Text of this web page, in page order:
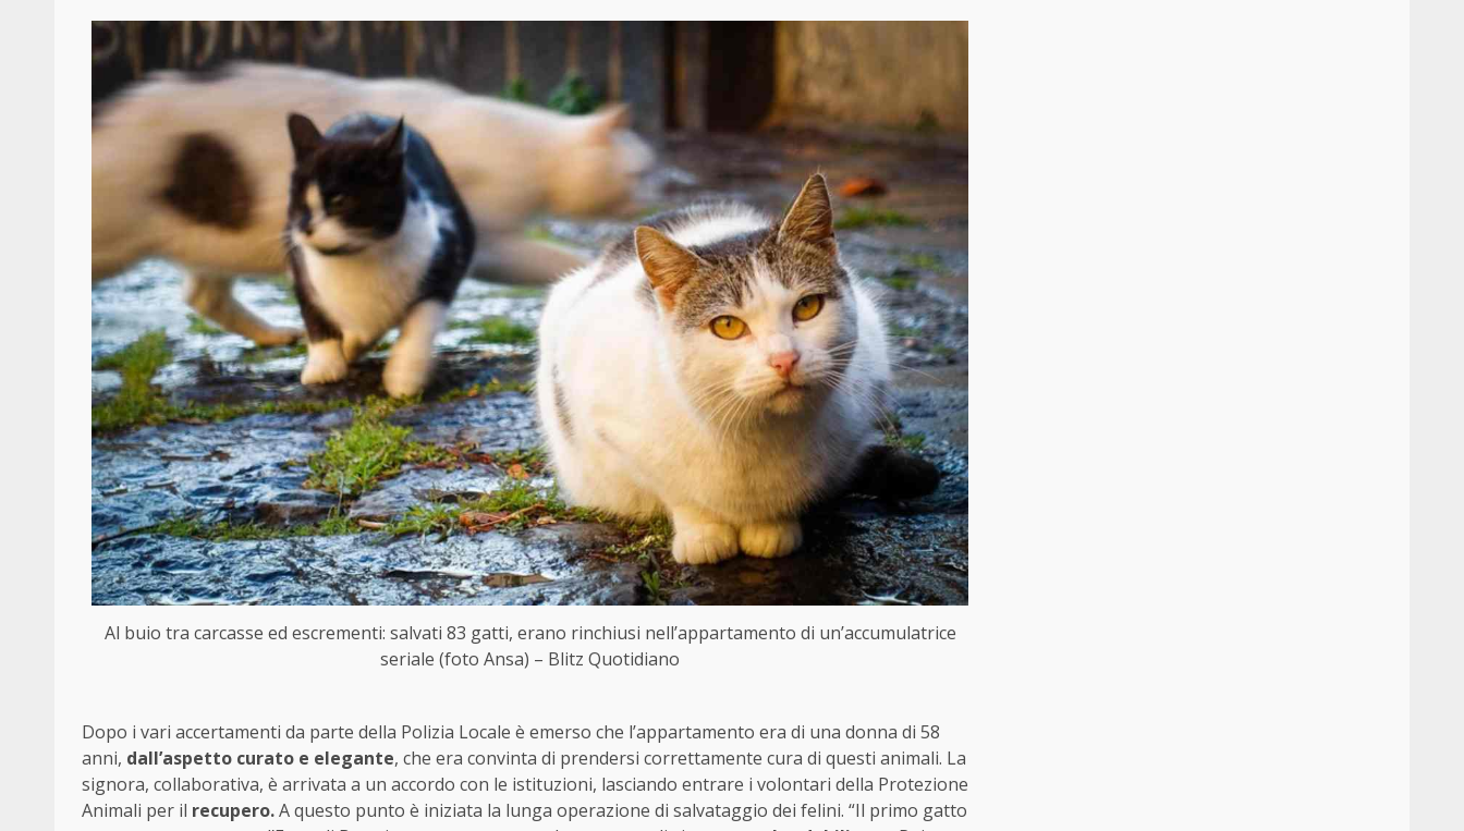
Al buio tra carcasse ed escrementi: salvati 83 gatti, erano rinchiusi nell’appartamento di un’accumulatrice
seriale (foto Ansa) – Blitz Quotidiano
Dopo i vari accertamenti da parte della Polizia Locale è emerso che l’appartamento era di una donna di 58
anni, dall’aspetto curato e elegante, che era convinta di prendersi correttamente cura di questi animali. La
signora, collaborativa, è arrivata a un accordo con le istituzioni, lasciando entrare i volontari della Protezione
Animali per il recupero.A questo punto è iniziata la lunga operazione di salvataggio dei felini. “Il primo gatto